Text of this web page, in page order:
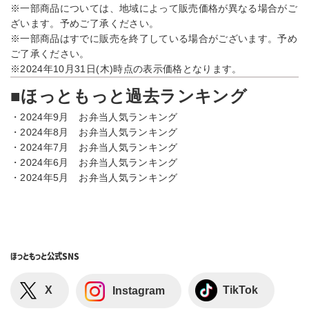
※一部商品については、地域によって販売価格が異なる場合がご
ざいます。予めご了承ください。
※一部商品はすでに販売を終了している場合がございます。予め
ご了承ください。
※2024年10月31日(木)時点の表示価格となります。
■ほっともっと過去ランキング
・2024年9月 お弁当人気ランキング
・2024年8月 お弁当人気ランキング
・2024年7月 お弁当人気ランキング
・2024年6月 お弁当人気ランキング
・2024年5月 お弁当人気ランキング
ほっともっと公式SNS
X Instagram TikTok